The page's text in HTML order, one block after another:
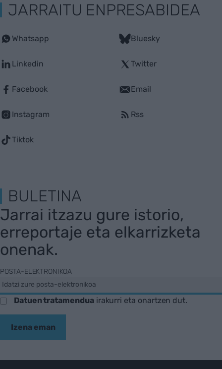
JARRAITU ENPRESABIDEA
Whatsapp
Linkedin
Facebook
Instagram
Tiktok
Bluesky
Twitter
Email
Rss
BULETINA
Jarrai itzazu gure istorio,
erreportaje eta elkarrizketa
onenak.
POSTA-ELEKTRONIKOA
Datuen tratamenduairakurri eta onartzen dut.
Izena eman